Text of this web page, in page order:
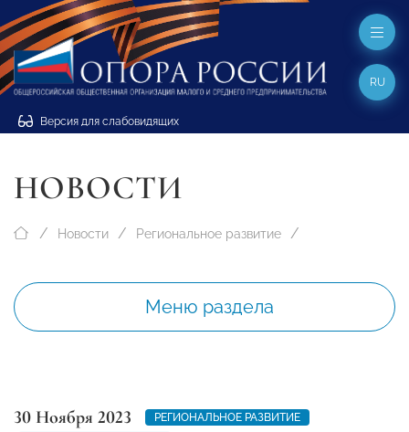
Версия для слабовидящих
RU
НОВОСТИ
Новости Региональное развитие
Меню раздела
30 Ноября 2023
РЕГИОНАЛЬНОЕ РАЗВИТИЕ